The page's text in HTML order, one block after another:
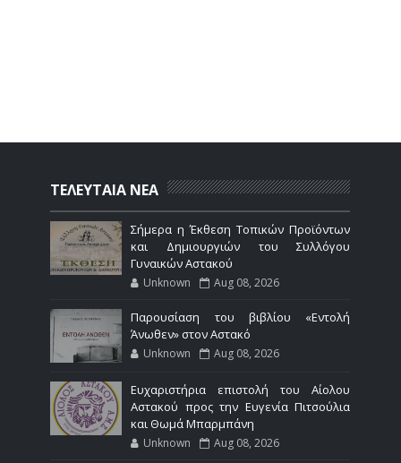
ΤΕΛΕΥΤΑΙΑ ΝΕΑ
Σήμερα η Έκθεση Τοπικών Προϊόντων
και Δημιουργιών του Συλλόγου
Γυναικών Αστακού
Unknown Aug 08, 2026
Παρουσίαση του βιβλίου «Εντολή
Άνωθεν» στον Αστακό
Unknown Aug 08, 2026
Ευχαριστήρια επιστολή του Αίολου
Αστακού προς την Ευγενία Πιτσούλια
και Θωμά Μπαρμπάνη
Unknown Aug 08, 2026